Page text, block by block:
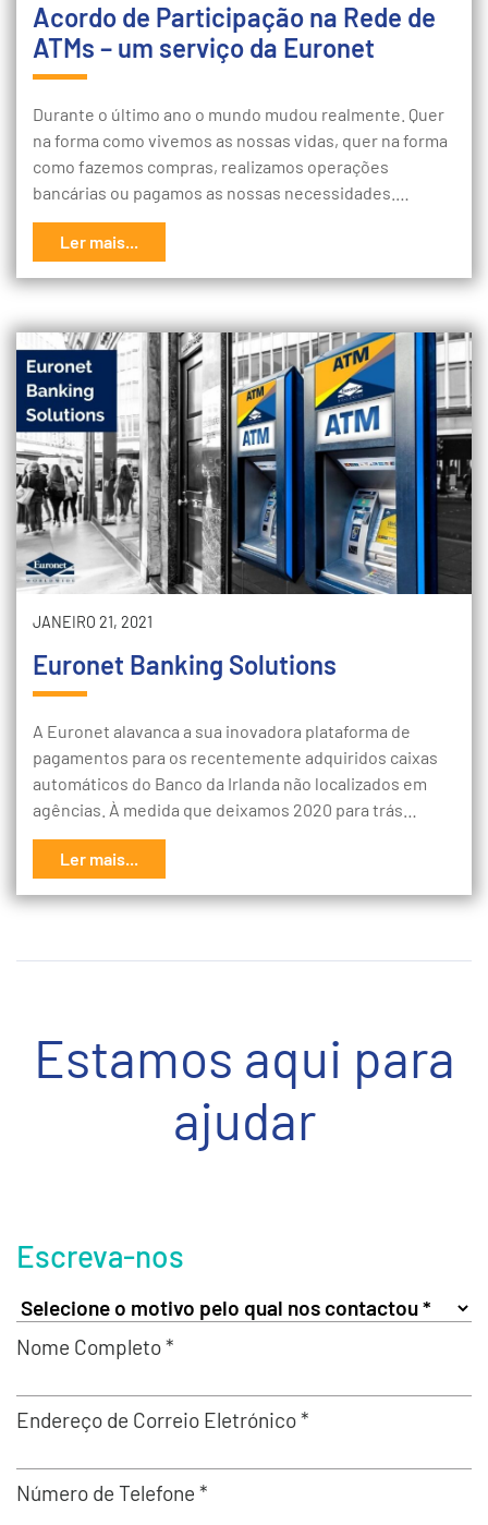
Acordo de Participação na Rede de
ATMs – um serviço da Euronet
Durante o último ano o mundo mudou realmente. Quer
na forma como vivemos as nossas vidas, quer na forma
como fazemos compras, realizamos operações
bancárias ou pagamos as nossas necessidades.…
Ler mais...
JANEIRO 21, 2021
Euronet Banking Solutions
A Euronet alavanca a sua inovadora plataforma de
pagamentos para os recentemente adquiridos caixas
automáticos do Banco da Irlanda não localizados em
agências. À medida que deixamos 2020 para trás…
Ler mais...
Estamos aqui para
ajudar
Escreva-nos
Nome Completo *
Endereço de Correio Eletrónico *
Número de Telefone *